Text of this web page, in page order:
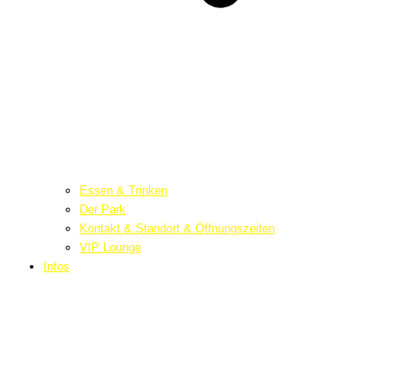
Essen & Trinken
Der Park
Kontakt & Standort & Öffnungszeiten
VIP Lounge
Infos